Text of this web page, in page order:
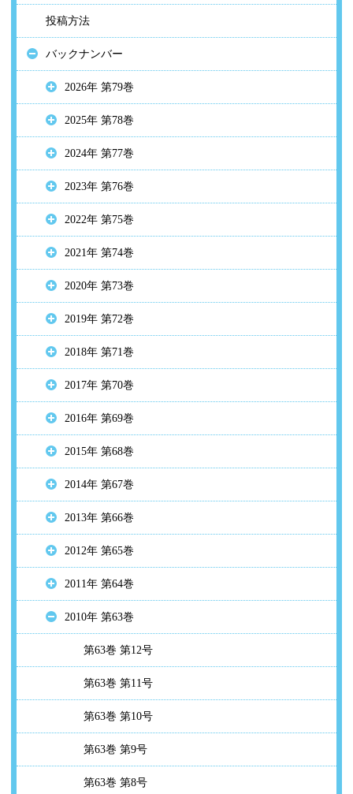
投稿方法
バックナンバー
2026年 第79巻
2025年 第78巻
2024年 第77巻
2023年 第76巻
2022年 第75巻
2021年 第74巻
2020年 第73巻
2019年 第72巻
2018年 第71巻
2017年 第70巻
2016年 第69巻
2015年 第68巻
2014年 第67巻
2013年 第66巻
2012年 第65巻
2011年 第64巻
2010年 第63巻
第63巻 第12号
第63巻 第11号
第63巻 第10号
第63巻 第9号
第63巻 第8号